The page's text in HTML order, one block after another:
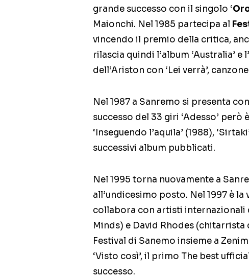
grande successo con il singolo ‘
Maionchi. Nel 1985 partecipa al
vincendo il premio della critica,
rilascia quindi l’album ‘Australia’
dell’Ariston con ‘Lei verrà’,
Nel 1987 a Sanremo si presenta
successo del 33 giri ‘Adesso’ però
‘Inseguendo l’aquila’ (1988),
successivi album pubblicati.
Nel 1995 torna nuovamente a
all’undicesimo posto. Nel 1997 è la
collabora con artisti internazionali
Minds) e David Rhodes
Festival di Sanemo insieme a
‘Visto così’, il primo The best
successo.